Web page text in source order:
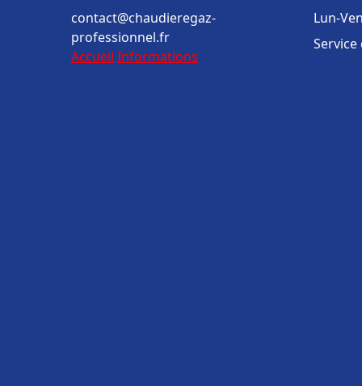
contact@chaudieregaz-
professionnel.fr
Accueil Informations
Lun-